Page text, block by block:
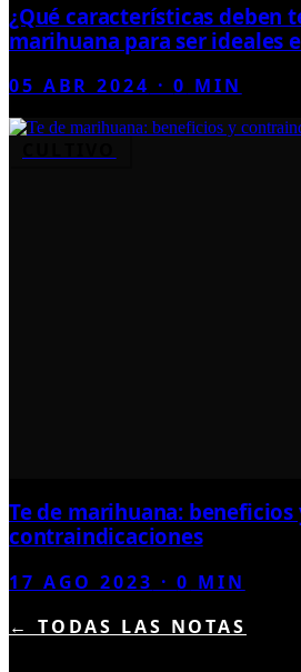
¿Qué características deben
marihuana para ser ideales
05 ABR 2024 ·0 MIN
Te de marihuana: beneficios
contraindicaciones
17 AGO 2023 ·0 MIN
← TODAS LAS NOTAS